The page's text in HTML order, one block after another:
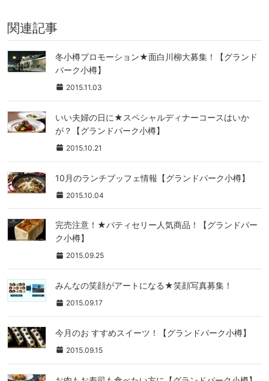
関連記事
冬小樽プロモーション★面白川柳大募集！【グランド
パーク小樽】
2015.11.03
いい夫婦の日に★スペシャルディナーコースはいか
が？【グランドパーク小樽】
2015.10.21
10月のランチブッフェ情報【グランドパーク小樽】
2015.10.04
完売注意！★パティセリー人気商品！【グランドパー
ク小樽】
2015.09.25
みんなの笑顔がアートになる★笑顔写真募集！
2015.09.17
今月のお すすめスイーツ！【グランドパーク小樽】
2015.09.15